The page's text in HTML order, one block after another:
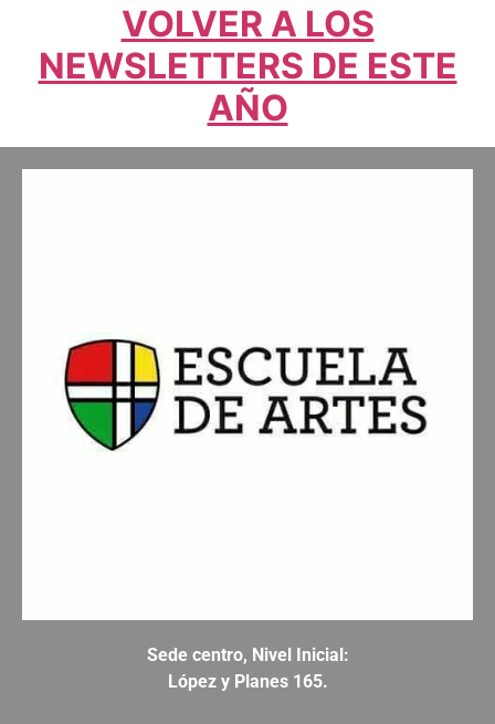
VOLVER A LOS
NEWSLETTERS DE ESTE
AÑO
Sede centro, Nivel Inicial:
López y Planes 165.